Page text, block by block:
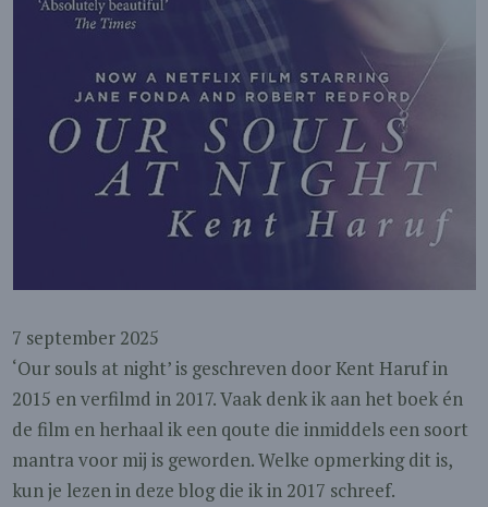
7 september 2025
‘Our souls at night’ is geschreven door Kent Haruf in
2015 en verfilmd in 2017. Vaak denk ik aan het boek én
de film en herhaal ik een qoute die inmiddels een soort
mantra voor mij is geworden. Welke opmerking dit is,
kun je lezen in deze blog die ik in 2017 schreef.